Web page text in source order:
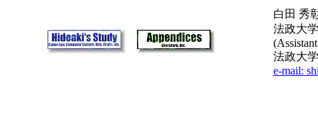
白田 秀
法政大
法政大
e-mail: